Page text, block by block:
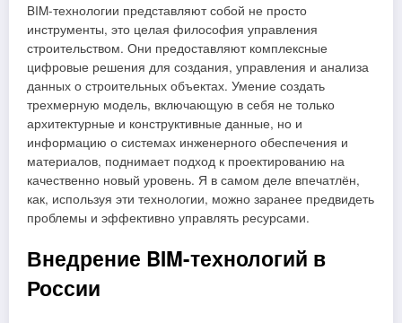
BIM-технологии представляют собой не просто
инструменты, это целая философия управления
строительством. Они предоставляют комплексные
цифровые решения для создания, управления и анализа
данных о строительных объектах. Умение создать
трехмерную модель, включающую в себя не только
архитектурные и конструктивные данные, но и
информацию о системах инженерного обеспечения и
материалов, поднимает подход к проектированию на
качественно новый уровень. Я в самом деле впечатлён,
как, используя эти технологии, можно заранее предвидеть
проблемы и эффективно управлять ресурсами.
Внедрение BIM-технологий в
России